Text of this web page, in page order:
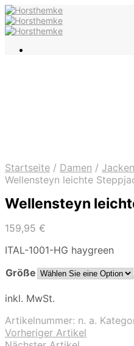
Startseite / Damen /
Wellensteyn leichte
Wellensteyn
159,95 €
ITAL-1001-HG haygreen
Größe
inkl. MwSt.
Artikelnummer: n. a.
Vorheriger Artikel